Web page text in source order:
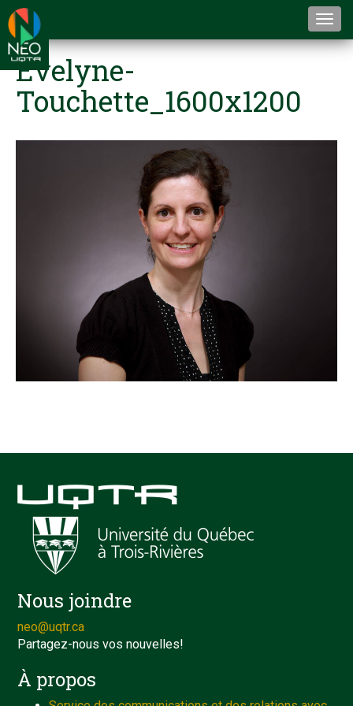
Evelyne-
Touchette_1600x1200
Nous joindre
neo@uqtr.ca
Partagez-nous vos nouvelles!
À propos